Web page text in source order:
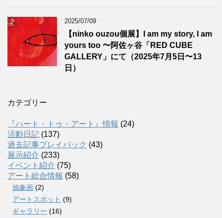
2025/07/09
【ninko ouzou個展】I am my story, I am
yours too 〜阿佐ヶ谷「RED CUBE
GALLERY」にて（2025年7月5日〜13
日）
カテゴリー
『ハート・トゥ・アート』情報 (24)
活動日記 (137)
過去記事プレイバック (43)
展示紹介 (233)
イベント紹介 (75)
アート総合情報 (58)
抽象画 (2)
アートスポット (9)
ギャラリー (16)